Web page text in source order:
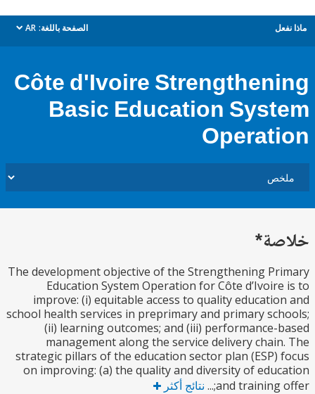
الصفحة باللغة: AR
dropdown
Côte d'Ivoire
Basic Education
The development objective of the Strengthening
Education System Operation for Côte
improve: (i) equitable access to quality
school health services in preprimary and primary
(ii) learning outcomes; and (iii) performance-
management along the service delivery
strategic pillars of the education sector plan
on improving: (a) the quality and diversity of
and training
نتائج أكثر